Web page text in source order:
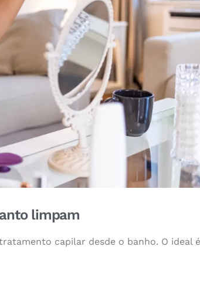
limpam
capilar desde o banho. O ideal